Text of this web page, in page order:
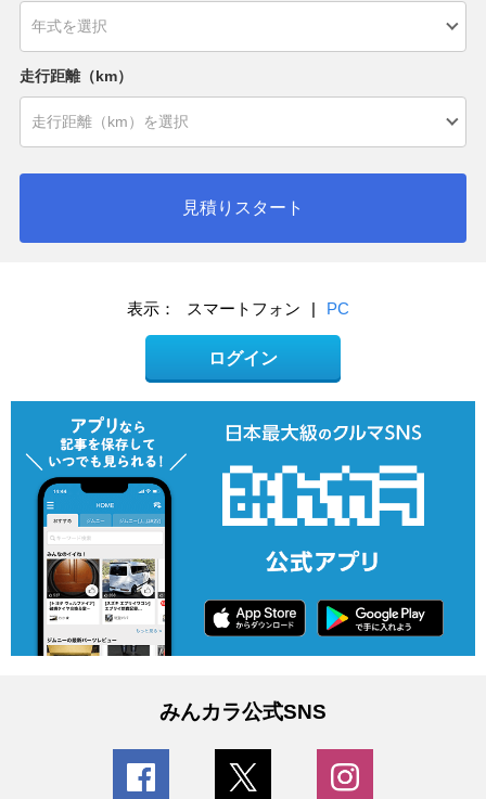
走行距離（km）
見積りスタート
表示： スマートフォン | PC
ログイン
みんカラ公式SNS